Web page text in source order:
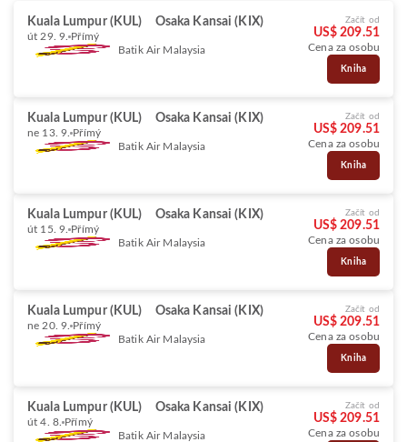
Kuala Lumpur (KUL) Osaka Kansai (KIX)
út 29. 9. Přímý
Batik Air Malaysia
Začít od
US$ 209.51
Cena za osobu
Kniha
Kuala Lumpur (KUL) Osaka Kansai (KIX)
ne 13. 9. Přímý
Batik Air Malaysia
Začít od
US$ 209.51
Cena za osobu
Kniha
Kuala Lumpur (KUL) Osaka Kansai (KIX)
út 15. 9. Přímý
Batik Air Malaysia
Začít od
US$ 209.51
Cena za osobu
Kniha
Kuala Lumpur (KUL) Osaka Kansai (KIX)
ne 20. 9. Přímý
Batik Air Malaysia
Začít od
US$ 209.51
Cena za osobu
Kniha
Kuala Lumpur (KUL) Osaka Kansai (KIX)
út 4. 8. Přímý
Batik Air Malaysia
Začít od
US$ 209.51
Cena za osobu